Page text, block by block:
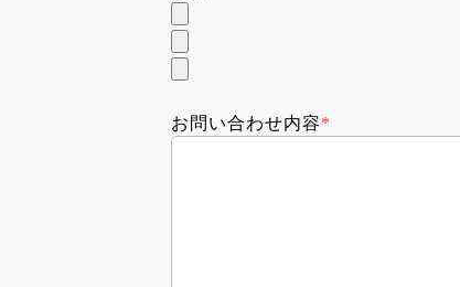
お問い合わせ内容*